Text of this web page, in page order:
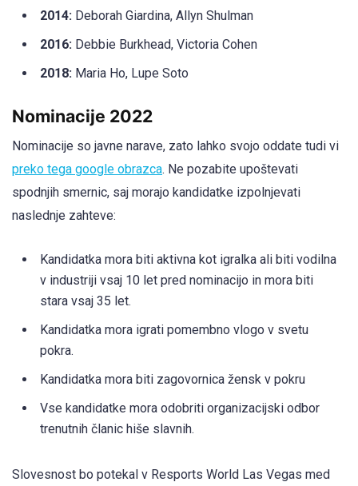
2014: Deborah Giardina, Allyn Shulman
2016: Debbie Burkhead, Victoria Cohen
2018: Maria Ho, Lupe Soto
Nominacije 2022
Nominacije so javne narave, zato lahko svojo oddate tudi vi
preko tega google obrazca. Ne pozabite upoštevati
spodnjih smernic, saj morajo kandidatke izpolnjevati
naslednje zahteve:
Kandidatka mora biti aktivna kot igralka ali biti vodilna
v industriji vsaj 10 let pred nominacijo in mora biti
stara vsaj 35 let.
Kandidatka mora igrati pomembno vlogo v svetu
pokra.
Kandidatka mora biti zagovornica žensk v pokru
Vse kandidatke mora odobriti organizacijski odbor
trenutnih članic hiše slavnih.
Slovesnost bo potekal v Resports World Las Vegas med